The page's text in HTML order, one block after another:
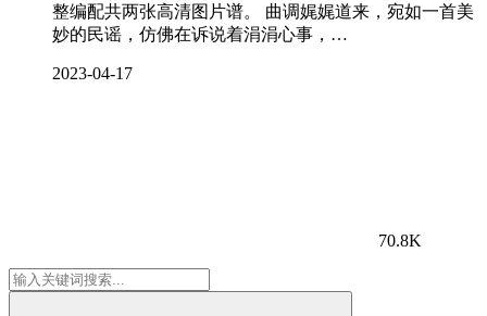
整编配共两张高清图片谱。 曲调娓娓道来，宛如一首美
妙的民谣，仿佛在诉说着涓涓心事，…
2023-04-17
70.8K